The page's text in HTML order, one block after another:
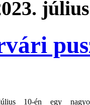
10-én egy